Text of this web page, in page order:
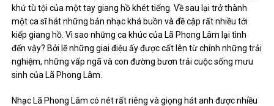
khứ tù tội của một tay giang hồ khét tiếng. Về sau lại trở thành
một ca sĩ hát những bản nhạc khá buồn và đề cập rất nhiều tới
kiếp giang hồ. Vì sao những ca khúc của Lã Phong Lâm lại tình
đến vậy? Bởi lẽ những giai điệu ấy được cất lên từ chính những trải
nghiệm, những vấp ngã và con đường bươn trải cuộc sống mưu
sinh của Lã Phong Lâm.
Nhạc Lã Phong Lâm có nét rất riêng và giọng hát anh được nhiều